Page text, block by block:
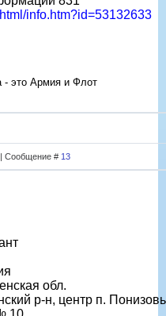
info.htm?id=53132633
- это Армия и Флот
| Сообщение # 13
обл.
р-н, центр п.